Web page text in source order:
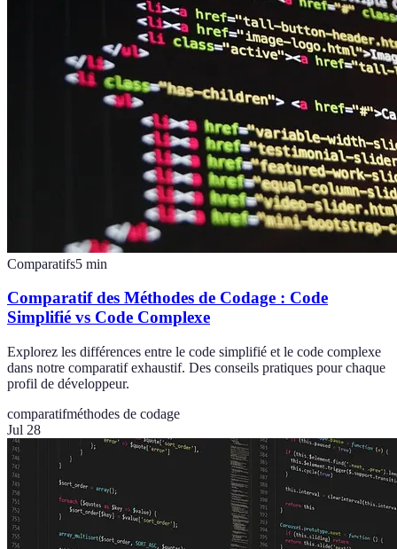
Comparatifs5 min
Comparatif des Méthodes de Codage : Code
Simplifié vs Code Complexe
Explorez les différences entre le code simplifié et le code complexe
dans notre comparatif exhaustif. Des conseils pratiques pour chaque
profil de développeur.
comparatifméthodes de codage
Jul 28